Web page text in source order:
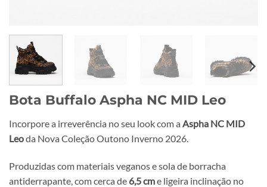
Bota Buffalo Aspha NC MID Leo
Incorpore a irreverência no seu look com a Aspha NC MID
Leoda Nova Coleção Outono Inverno 2026.
Produzidas com materiais veganos e sola de borracha
antiderrapante, com cerca de 6,5 cme ligeira inclinação no